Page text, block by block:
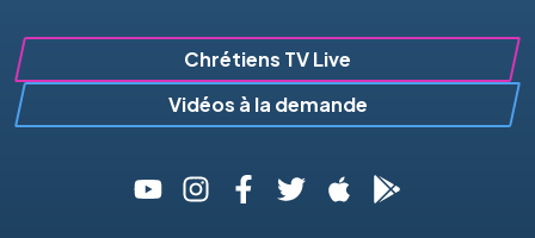
Chrétiens TV Live
Vidéos à la demande